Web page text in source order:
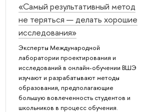
«Самый результативный метод
не теряться — делать хорошие
исследования»
Эксперты Международной
лаборатории проектирования и
исследований в онлайн-обучении ВШЭ
изучают и разрабатывают методы
образования, предполагающие
большую вовлеченность студентов и
школьников в процесс обучения.